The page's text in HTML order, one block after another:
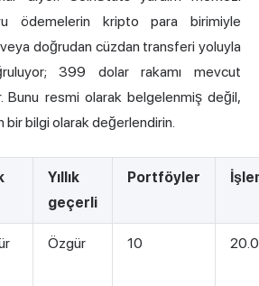
ödemelerin kripto para birimiyle
veya doğrudan cüzdan transferi yoluyla
399 dolar rakamı mevcut
Bunu resmi olarak belgelenmiş değil,
bir bilgi olarak değerlendirin.
Yıllık
geçerli
Portföyler
Özgür 10